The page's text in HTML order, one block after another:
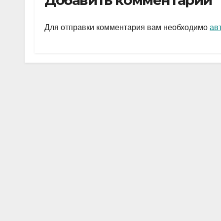
gr
a
s
A
p
а
в
ть
Для отправки комментария вам необходимо